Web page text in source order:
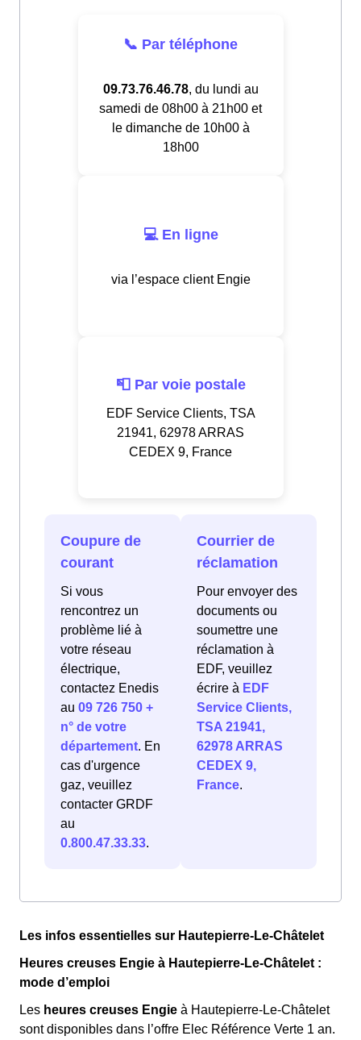
📞 Par téléphone
09.73.76.46.78, du lundi au
samedi de 08h00 à 21h00 et
le dimanche de 10h00 à
18h00
💻 En ligne
via l’espace client Engie
📮 Par voie postale
EDF Service Clients, TSA
21941, 62978 ARRAS
CEDEX 9, France
Coupure de
courant
Si vous
rencontrez un
problème lié à
votre réseau
électrique,
contactez Enedis
au 09 726 750 +
n° de votre
département. En
cas d'urgence
gaz, veuillez
contacter GRDF
au
0.800.47.33.33.
Courrier de
réclamation
Pour envoyer des
documents ou
soumettre une
réclamation à
EDF, veuillez
écrire à EDF
Service Clients,
TSA 21941,
62978 ARRAS
CEDEX 9,
France.
Les infos essentielles sur Hautepierre-Le-Châtelet
Heures creuses Engie à Hautepierre-Le-Châtelet :
mode d’emploi
Les heures creuses Engie à Hautepierre-Le-Châtelet
sont disponibles dans l’offre Elec Référence Verte 1 an.